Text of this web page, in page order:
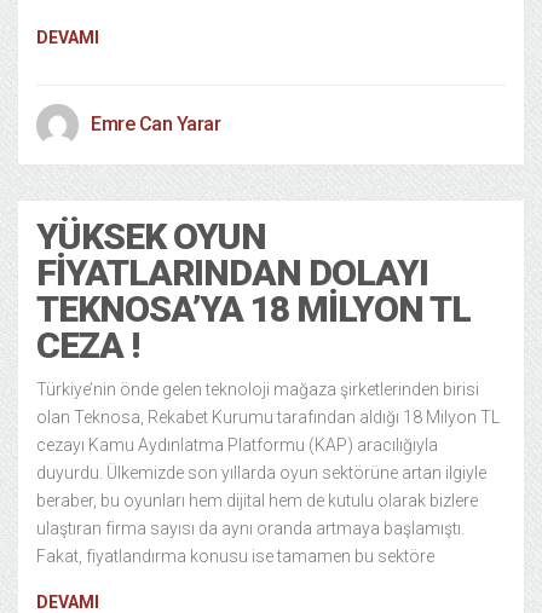
DEVAMI
Emre Can Yarar
YÜKSEK OYUN
FIYATLARINDAN DOLAYI
TEKNOSA’YA 18 MILYON TL
CEZA !
Türkiye’nin önde gelen teknoloji mağaza şirketlerinden birisi
olan Teknosa, Rekabet Kurumu tarafından aldığı 18 Milyon TL
cezayı Kamu Aydınlatma Platformu (KAP) aracılığıyla
duyurdu. Ülkemizde son yıllarda oyun sektörüne artan ilgiyle
beraber, bu oyunları hem dijital hem de kutulu olarak bizlere
ulaştıran firma sayısı da aynı oranda artmaya başlamıştı.
Fakat, fiyatlandırma konusu ise tamamen bu sektöre
DEVAMI